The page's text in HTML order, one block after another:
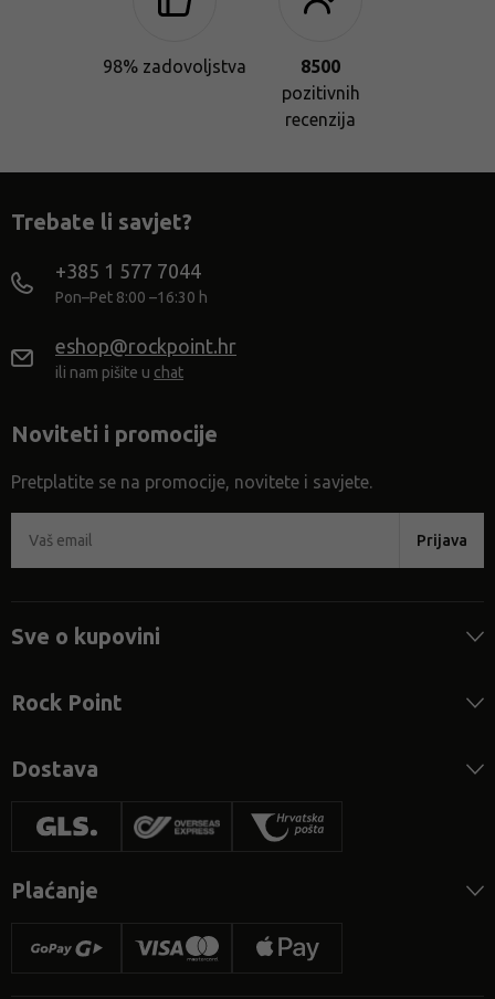
98% zadovoljstva
8500
pozitivnih
recenzija
Trebate li savjet?
+385 1 577 7044
Pon–Pet 8:00 –16:30 h
eshop@rockpoint.hr
ili nam pišite u chat
Noviteti i promocije
Pretplatite se na promocije, novitete i savjete.
Prijava
Sve o kupovini
Rock Point
Dostava
Plaćanje